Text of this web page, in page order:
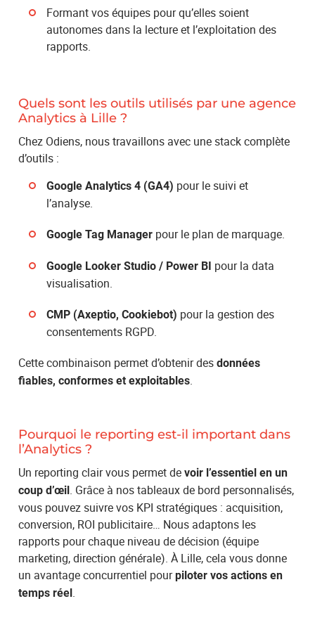
Formant vos équipes pour qu’elles soient
autonomes dans la lecture et l’exploitation des
rapports.
Quels sont les outils utilisés par une agence
Analytics à Lille ?
Chez Odiens, nous travaillons avec une stack complète
d’outils :
Google Analytics 4 (GA4) pour le suivi et
l’analyse.
Google Tag Manager pour le plan de marquage.
Google Looker Studio / Power BI pour la data
visualisation.
CMP (Axeptio, Cookiebot) pour la gestion des
consentements RGPD.
Cette combinaison permet d’obtenir desdonnées
fiables, conformes et exploitables.
Pourquoi le reporting est-il important dans
l’Analytics ?
Un reporting clair vous permet devoir l’essentiel en un
coup d’œil. Grâce à nos tableaux de bord personnalisés,
vous pouvez suivre vos KPI stratégiques : acquisition,
conversion, ROI publicitaire… Nous adaptons les
rapports pour chaque niveau de décision (équipe
marketing, direction générale). À Lille, cela vous donne
un avantage concurrentiel pourpiloter vos actions en
temps réel.